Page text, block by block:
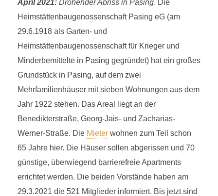
APRIL 2021
A
April 2021:Drohender Abriss in Pasing. Die
Heimstättenbaugenossenschaft Pasing eG (am
29.6.1918 als Garten- und
Heimstättenbaugenossenschaft für Krieger und
Minderbemittelte in Pasing gegründet) hat ein großes
Grundstück in Pasing, auf dem zwei
Mehrfamilienhäuser mit sieben Wohnungen aus dem
Jahr 1922 stehen. Das Areal liegt an der
Benedikterstraße, Georg-Jais- und Zacharias-
Werner-Straße. Die Mieterwohnen zum Teil schon
65 Jahre hier. Die Häuser sollen abgerissen und 70
günstige, überwiegend barrierefreie Apartments
errichtet werden. Die beiden Vorstände haben am
29.3.2021 die 521 Mitglieder informiert. Bis jetzt sind